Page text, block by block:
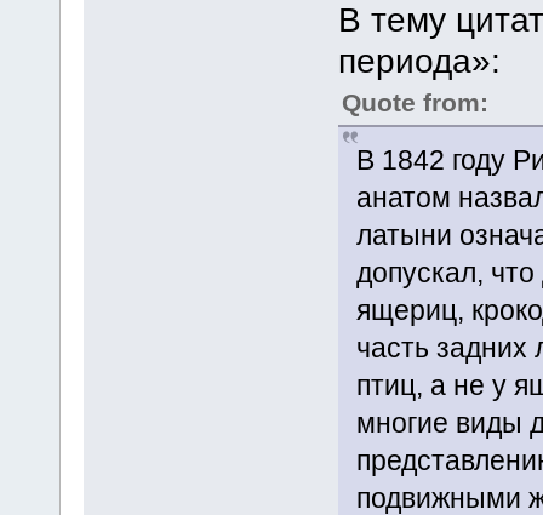
В тему
периода»:
Quote from:
В 1842 году
анатом
латыни
допускал,
ящериц,
часть задних
птиц, а не у
многие виды
подвижными